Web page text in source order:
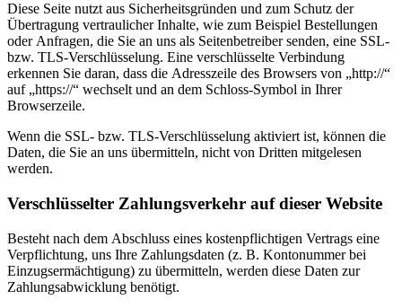
Diese Seite nutzt aus Sicherheitsgründen und zum Schutz der
Übertragung vertraulicher Inhalte, wie zum Beispiel Bestellungen
oder Anfragen, die Sie an uns als Seitenbetreiber senden, eine SSL-
bzw. TLS-Verschlüsselung. Eine verschlüsselte Verbindung
erkennen Sie daran, dass die Adresszeile des Browsers von „http://“
auf „https://“ wechselt und an dem Schloss-Symbol in Ihrer
Browserzeile.
Wenn die SSL- bzw. TLS-Verschlüsselung aktiviert ist, können die
Daten, die Sie an uns übermitteln, nicht von Dritten mitgelesen
werden.
Verschlüsselter Zahlungsverkehr auf dieser Website
Besteht nach dem Abschluss eines kostenpflichtigen Vertrags eine
Verpflichtung, uns Ihre Zahlungsdaten (z. B. Kontonummer bei
Einzugsermächtigung) zu übermitteln, werden diese Daten zur
Zahlungsabwicklung benötigt.